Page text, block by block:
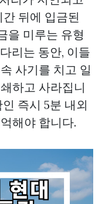
간 뒤에 입금된
을 미루는 유형
리는 동안, 이들
사기를 치고 일
하고 사라집니
즉시 5분 내외
해야 합니다.